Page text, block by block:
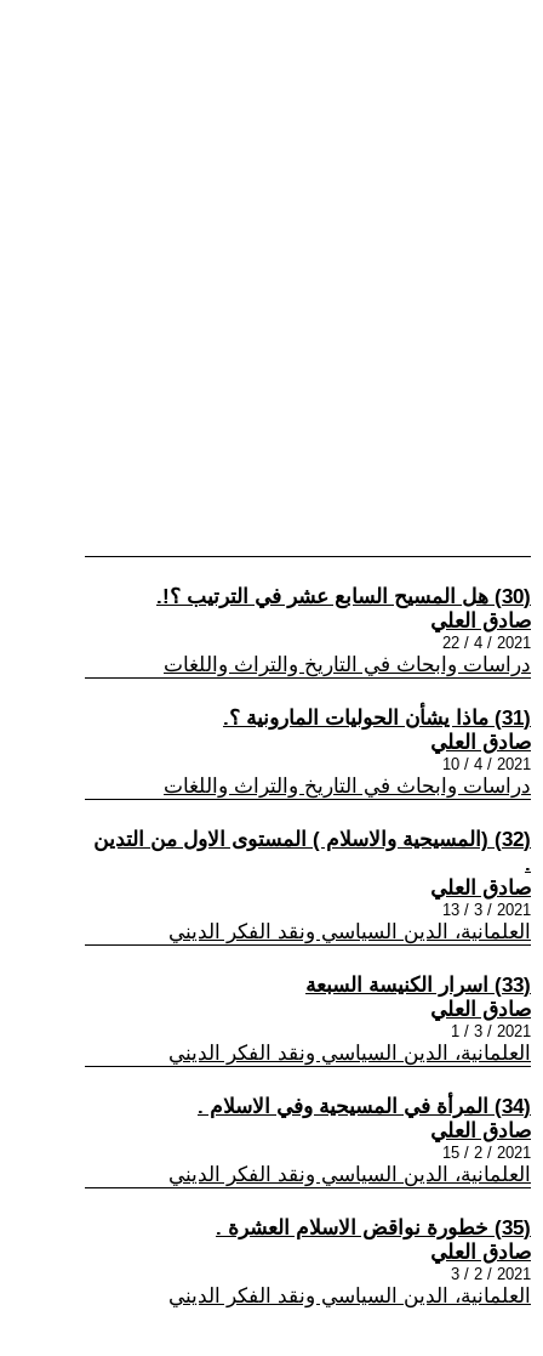
(30) هل المسيح السابع عشر في الترتيب ؟!.
صادق العلي
2021 / 4 / 22
دراسات وابحاث في التاريخ والتراث واللغات
(31) ماذا يشأن الحوليات المارونية ؟.
صادق العلي
2021 / 4 / 10
دراسات وابحاث في التاريخ والتراث واللغات
(32) (المسيحية والاسلام ) المستوى الاول من التدين
.
صادق العلي
2021 / 3 / 13
العلمانية، الدين السياسي ونقد الفكر الديني
(33) اسرار الكنيسة السبعة
صادق العلي
2021 / 3 / 1
العلمانية، الدين السياسي ونقد الفكر الديني
(34) المرأة في المسيحية وفي الاسلام .
صادق العلي
2021 / 2 / 15
العلمانية، الدين السياسي ونقد الفكر الديني
(35) خطورة نواقض الاسلام العشرة .
صادق العلي
2021 / 2 / 3
العلمانية، الدين السياسي ونقد الفكر الديني